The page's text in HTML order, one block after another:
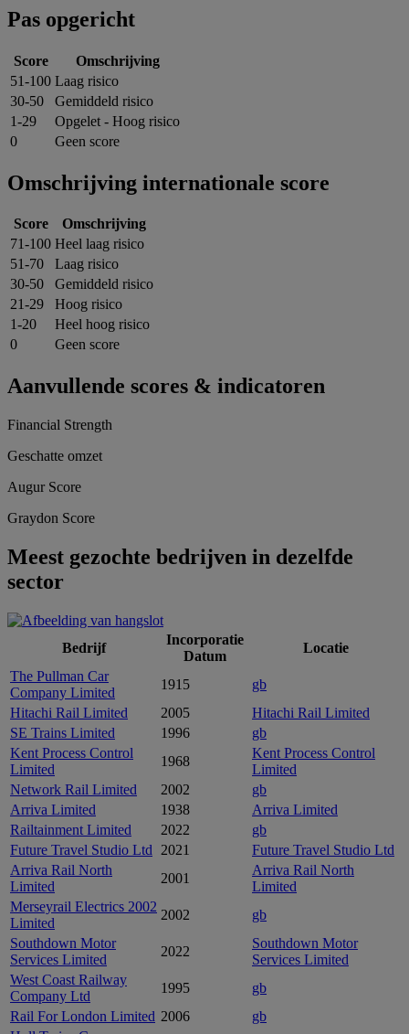
Pas opgericht
Score
Omschrijving
51-100 Laag risico
30-50
Gemiddeld risico
1-29
Opgelet - Hoog risico
0
Geen score
Omschrijving internationale score
Score
Omschrijving
71-100 Heel laag risico
51-70
Laag risico
30-50
Gemiddeld risico
21-29
Hoog risico
1-20
Heel hoog risico
0
Geen score
Aanvullende scores & indicatoren
Financial Strength
Geschatte omzet
Augur Score
Graydon Score
Meest gezochte bedrijven in dezelfde
sector
Bedrijf
Incorporatie
Datum
Locatie
The Pullman Car
Company Limited
1915
gb
Hitachi Rail Limited
2005
Hitachi Rail Limited
SE Trains Limited
1996
gb
Kent Process Control
Limited
1968
Kent Process Control
Limited
Network Rail Limited
2002
gb
Arriva Limited
1938
Arriva Limited
Railtainment Limited
2022
gb
Future Travel Studio Ltd
2021
Future Travel Studio Ltd
Arriva Rail North
Limited
2001
Arriva Rail North
Limited
Merseyrail Electrics 2002
Limited
2002
gb
Southdown Motor
Services Limited
2022
Southdown Motor
Services Limited
West Coast Railway
Company Ltd
1995
gb
Rail For London Limited 2006
gb